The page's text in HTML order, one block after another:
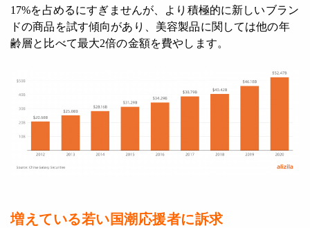
17%を占めるにすぎませんが、より積極的に新しいブラン
ドの商品を試す傾向があり、美容製品に関しては他の年
齢層と比べて最大2倍の金額を費やします。
増えている若い国潮応援者に訴求